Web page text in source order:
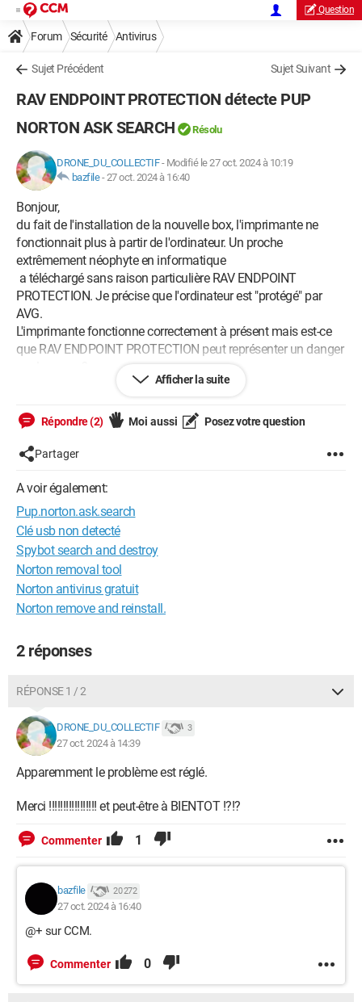
Question
Forum Sécurité Antivirus
Sujet Précédent Sujet Suivant
RAV ENDPOINT PROTECTION détecte PUP
NORTON ASK SEARCH
Résolu
DRONE_DU_COLLECTIF- Modifié le 27 oct. 2024 à 10:19
bazfile-27 oct. 2024 à 16:40
Bonjour,
du fait de l'installation de la nouvelle box, l'imprimante ne
fonctionnait plus à partir de l'ordinateur. Un proche
extrêmement néophyte en informatique
a téléchargé sans raison particulière RAV ENDPOINT
PROTECTION. Je précise que l'ordinateur est "protégé" par
AVG.
L'imprimante fonctionne correctement à présent mais est-ce
que RAV ENDPOINT PROTECTION peut représenter un danger
Il a détecté PUP NORTON ASK SEARCH.
Merci pour toute réponse !
Afficher la suite
Répondre (2) Moi aussi Posez votre question
Partager
A voir également:
Pup.norton.ask.search
Clé usb non detecté
Spybot search and destroy
Norton removal tool
Norton antivirus gratuit
Norton remove and reinstall.
2 réponses
RÉPONSE 1 / 2
DRONE_DU_COLLECTIF 3
27 oct. 2024 à 14:39
Apparemment le problème est réglé.
Merci !!!!!!!!!!!!!!!!! et peut-être à BIENTOT !?!?
Commenter 1
bazfile 20 272
27 oct. 2024 à 16:40
@+ sur CCM.
Commenter 0